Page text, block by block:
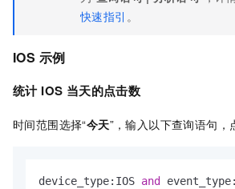
快速指引 。
IOS 示例
统计 IOS 当天的点击数
时间范围选择“今天”，输入以下查询语句，
device_type:IOS and